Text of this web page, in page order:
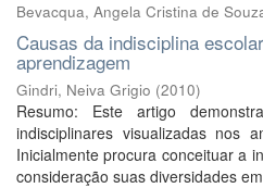
Bevacqua, Angela Cristina de
Causas da indisciplina
aprendizagem
Gindri, Neiva Grigio (2010)
Resumo: Este artigo
indisciplinares visualizadas nos
Inicialmente procura conceituar a
consideração suas diversidades